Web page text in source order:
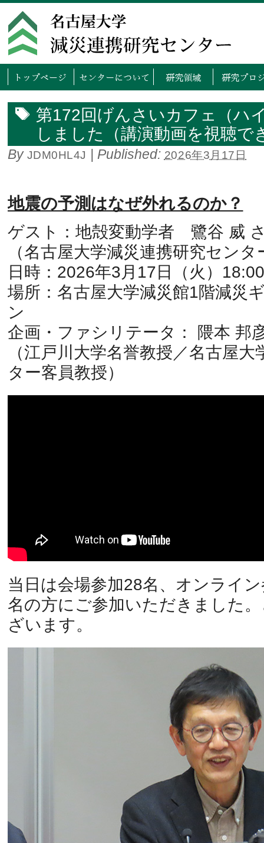
トップページ センタ
第172回げんさいカフェ（ハ
しました（講演動画を視聴で
By JDM0HL4J | Published: 2026年3月17日
地震の予測はなぜ外れるのか？
ゲスト：地殻変動学者 鷺谷 威
（名古屋大学減災連携研究セン
日時：2026年3月17日（火）
場所：名古屋大学減災館1階減災
ン
企画・ファシリテータ： 隈本 邦
（江戸川大学名誉教授／名古屋
ター客員教授）
当日は会場参加28名、オンライ
名の方にご参加いただきました
ざいます。